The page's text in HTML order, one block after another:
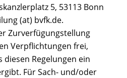
5, 53113 Bonn
(at) bvfk.de.
Zurverfügungstellung
Verpflichtungen frei,
Regelungen ein
Für Sach- und/oder